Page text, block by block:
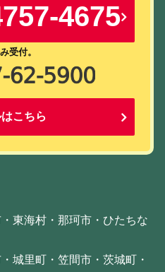
4675
受付。
こちら
・東海村・那珂市・ひたちな
城里町・笠間市・茨城町・